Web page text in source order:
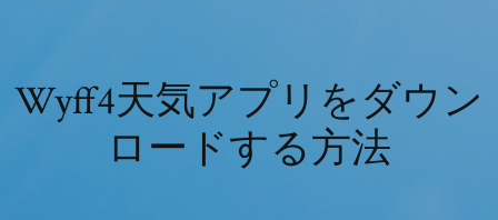
Wyff4天気アプリをダウン
ロードする方法